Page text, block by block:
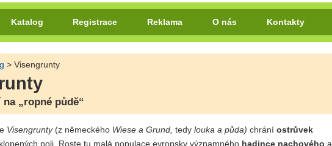
Katalog Registrace Reklama O nás Kontakty
> Visengrunty
„ropné půdě“
Visengrunty(z německého Wiese a Grund, tedy louka a půda) chrání ostrůvek
poli. Roste tu malá populace evropsky významného hadince nachového a